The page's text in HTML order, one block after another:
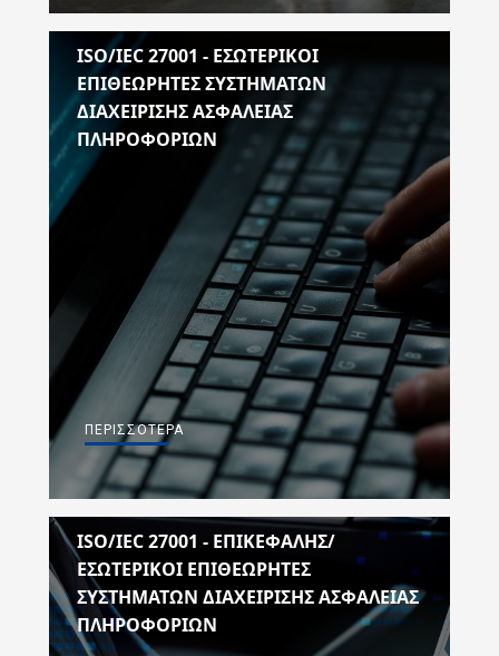
ISO/IEC 27001 - ΕΣΩΤΕΡΙΚΟΙ
ΕΠΙΘΕΩΡΗΤΕΣ ΣΥΣΤΗΜΑΤΩΝ
ΔΙΑΧΕΙΡΙΣΗΣ ΑΣΦΑΛΕΙΑΣ
ΠΛΗΡΟΦΟΡΙΩΝ
ΠΕΡΙΣΣΌΤΕΡΑ
ISO/IEC 27001 - ΕΠΙΚΕΦΑΛΗΣ/
ΕΣΩΤΕΡΙΚΟΙ ΕΠΙΘΕΩΡΗΤΕΣ
ΣΥΣΤΗΜΑΤΩΝ ΔΙΑΧΕΙΡΙΣΗΣ ΑΣΦΑΛΕΙΑΣ
ΠΛΗΡΟΦΟΡΙΩΝ